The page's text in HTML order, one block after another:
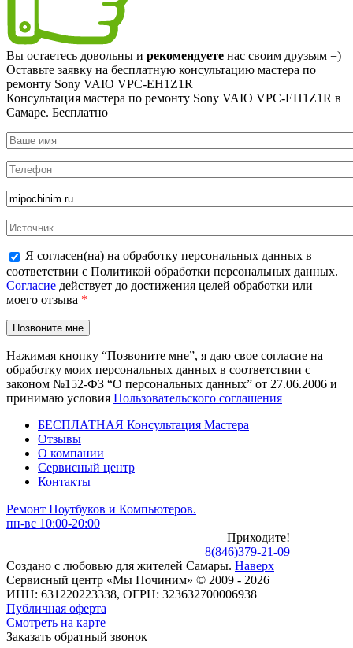
Вы остаетесь довольны и рекомендуете нас своим друзьям =)
Оставьте заявку на бесплатную консультацию мастера по
ремонту Sony VAIO VPC-EH1Z1R
Консультация мастера по ремонту Sony VAIO VPC-EH1Z1R в
Самаре. Бесплатно
Я согласен(на) на обработку персональных данных в
соответствии с Политикой обработки персональных данных.
Согласие действует до достижения целей обработки или
моего отзыва *
Нажимая кнопку “Позвоните мне”, я даю свое согласие на
обработку моих персональных данных в соответствии с
законом №152-ФЗ “О персональных данных” от 27.06.2006 и
принимаю условия Пользовательского соглашения
БЕСПЛАТНАЯ Консультация Мастера
Отзывы
О компании
Сервисный центр
Контакты
Ремонт Ноутбуков и Компьютеров.
пн-вс 10:00-20:00
Приходите!
8(846)379-21-09
Создано с любовью для жителей Самары. Наверх
Сервисный центр «Мы Починим» © 2009 - 2026
ИНН: 631220223338, ОГРН: 323632700006938
Публичная оферта
Смотреть на карте
Заказать обратный звонок